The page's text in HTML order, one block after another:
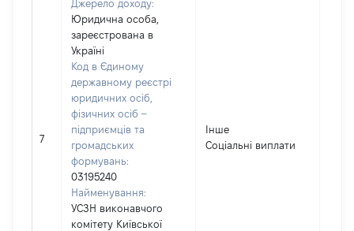
7
Джерело доходу:
Юридична особа,
зареєстрована в
Україні
Код в Єдиному
державному реєстрі
юридичних осіб,
фізичних осіб –
підприємців та
громадських
формувань:
03195240
Найменування:
УСЗН виконавчого
комітету Київської
Інше
Соціальні виплати